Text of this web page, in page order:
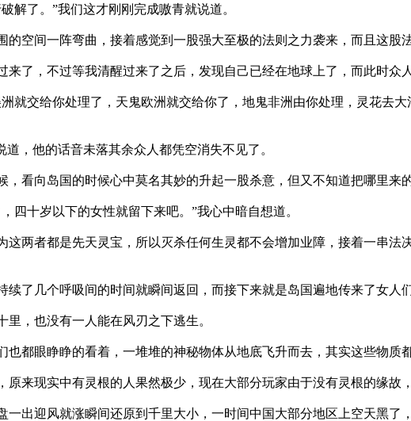
解了。”我们这才刚刚完成嗷青就说道。
空间一阵弯曲，接着感觉到一股强大至极的法则之力袭来，而且这股
了，不过等我清醒过来了之后，发现自己已经在地球上了，而此时众
就交给你处理了，天鬼欧洲就交给你了，地鬼非洲由你处理，灵花去
，他的话音未落其余众人都凭空消失不见了。
看向岛国的时候心中莫名其妙的升起一股杀意，但又不知道把哪里来
十岁以下的女性就留下来吧。”我心中暗自想道。
两者都是先天灵宝，所以灭杀任何生灵都不会增加业障，接着一串法
了几个呼吸间的时间就瞬间返回，而接下来就是岛国遍地传来了女人
，也没有一人能在风刃之下逃生。
都眼睁睁的看着，一堆堆的神秘物体从地底飞升而去，其实这些物质
来现实中有灵根的人果然极少，现在大部分玩家由于没有灵根的缘故
出迎风就涨瞬间还原到千里大小，一时间中国大部分地区上空天黑了